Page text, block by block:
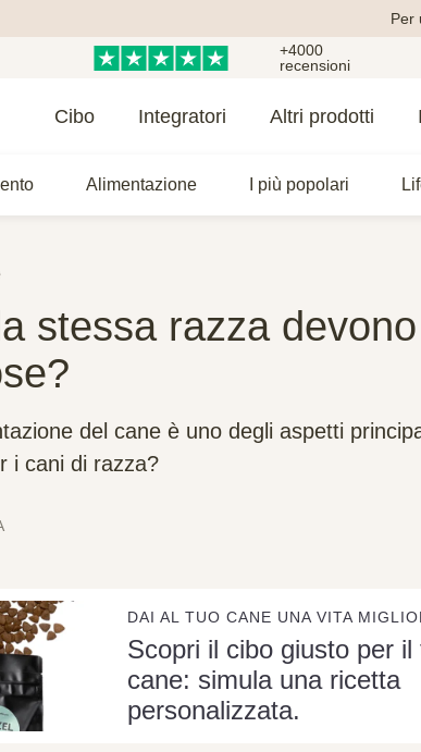
Per
+4000
recensioni
Cibo Integratori Altri prodotti
Alimentazione I più popolari
stessa razza
del cane è uno degli aspetti
i cani di razza?
DAI AL TUO CANE UNA VITA
Scopri il cibo giusto per il
cane: simula una ricetta
personalizzata.